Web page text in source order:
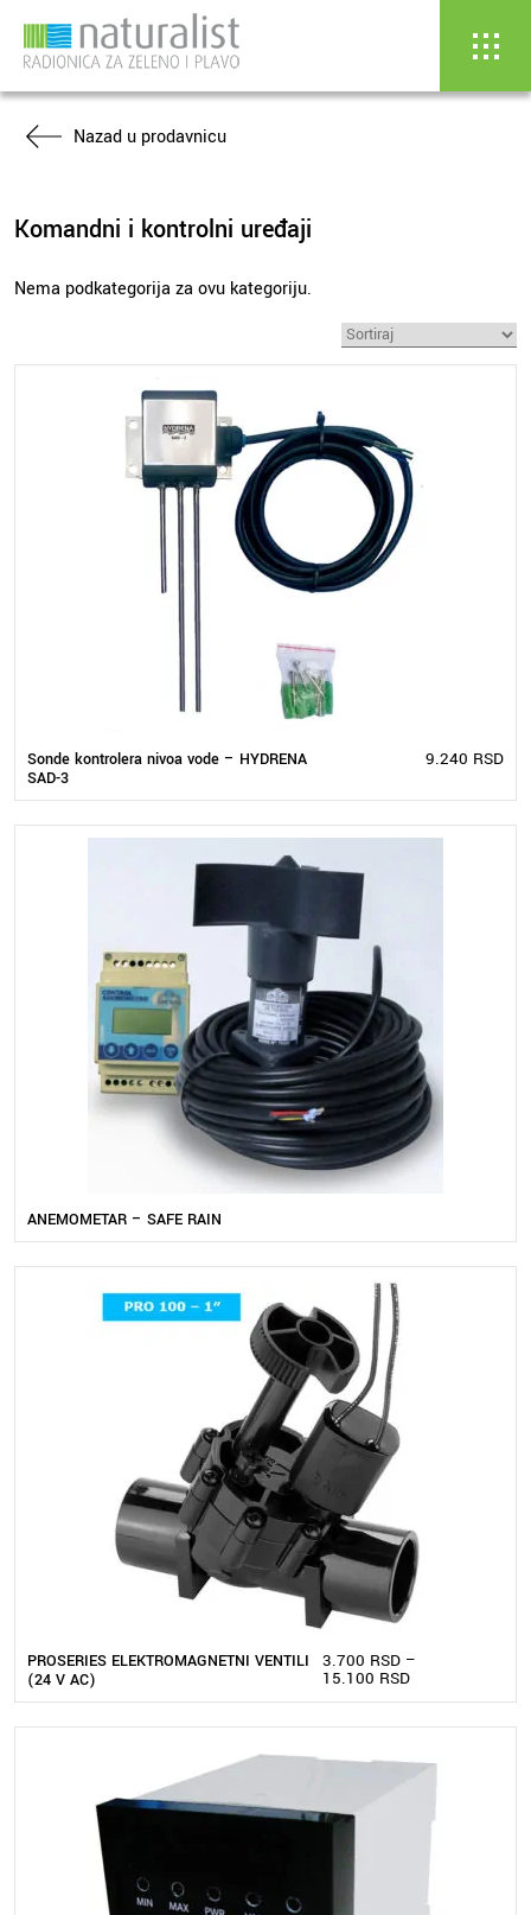
Skip
Nazad u prodavnicu
Komandni i kontrolni uređaji
Nema podkategorija za ovu kategoriju.
Sonde kontrolera nivoa vode – HYDRENA
SAD-3
9.240 RSD
ANEMOMETAR – SAFE RAIN
PROSERIES ELEKTROMAGNETNI VENTILI
(24 V AC)
3.700 RSD –
15.100 RSD